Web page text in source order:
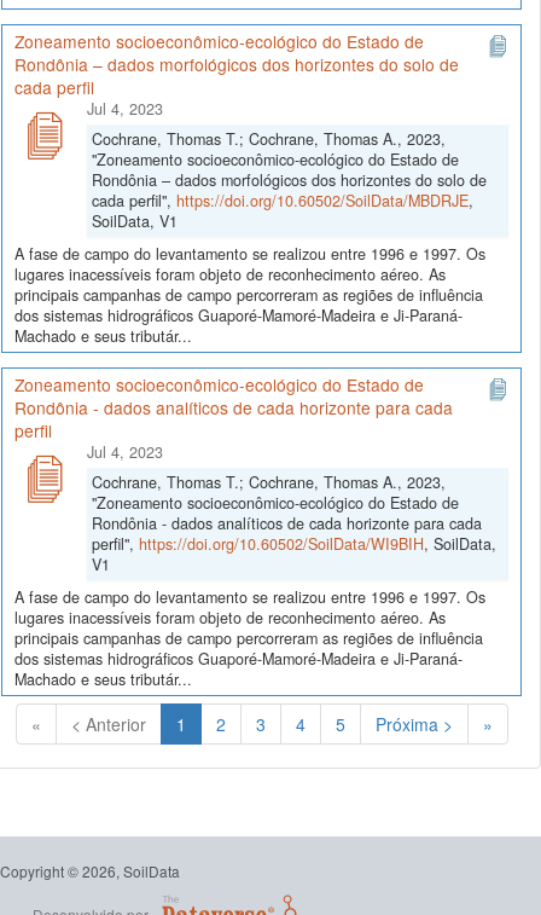
Zoneamento socioeconômico-ecológico do Estado de
Rondônia – dados morfológicos dos horizontes do solo de
cada perfil
Jul 4, 2023
Cochrane, Thomas T.; Cochrane, Thomas A., 2023,
"Zoneamento socioeconômico-ecológico do Estado de
Rondônia – dados morfológicos dos horizontes do solo de
cada perfil", https://doi.org/10.60502/SoilData/MBDRJE,
SoilData, V1
A fase de campo do levantamento se realizou entre 1996 e 1997. Os
lugares inacessíveis foram objeto de reconhecimento aéreo. As
principais campanhas de campo percorreram as regiões de influência
dos sistemas hidrográficos Guaporé-Mamoré-Madeira e Ji-Paraná-
Machado e seus tributár...
Zoneamento socioeconômico-ecológico do Estado de
Rondônia - dados analíticos de cada horizonte para cada
perfil
Jul 4, 2023
Cochrane, Thomas T.; Cochrane, Thomas A., 2023,
"Zoneamento socioeconômico-ecológico do Estado de
Rondônia - dados analíticos de cada horizonte para cada
perfil", https://doi.org/10.60502/SoilData/WI9BIH, SoilData,
V1
A fase de campo do levantamento se realizou entre 1996 e 1997. Os
lugares inacessíveis foram objeto de reconhecimento aéreo. As
principais campanhas de campo percorreram as regiões de influência
dos sistemas hidrográficos Guaporé-Mamoré-Madeira e Ji-Paraná-
Machado e seus tributár...
« < Anterior 1 (Atual)
2 3 4 5 Próxima > »
Copyright © 2026, SoilData